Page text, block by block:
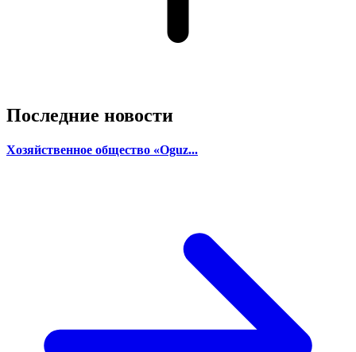
Последние новости
Хозяйственное общество «Oguz...